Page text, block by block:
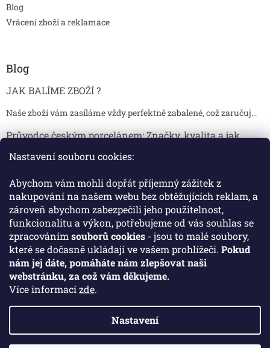
Nastavení souboru cookies:
Abychom vám mohli dopřát příjemný zážitek z
nakupování na našem webu bez obtěžujících reklam, a
zároveň abychom zabezpečili jeho použitelnost,
funkcionalitu a výkon, potřebujeme od vás souhlas se
zpracováním souborů cookies - jsou to malé soubory,
které se dočasně ukládají ve vašem prohlížeči. Pokud
nám jej dáte, pomáháte nám zlepšovat naši
webstránku, za což vám děkujeme.
Více informacízde.
Nastavení
Blog
Vrácení zboží a reklamace
Blog
JAK BALÍME ZBOŽÍ ?
Naše zboží vám zasíláme vždy perfektně zabalené, což zaručuj...
Průvodce českým porcelánem: Značky, kvalita a jak
Jak skladovat broušené sklenice, aby se nepoškodily?
Broušené sklenice jsou symbolem elegance, tradice a luxusu. ...
Facebook
Vytvořil Shoptet